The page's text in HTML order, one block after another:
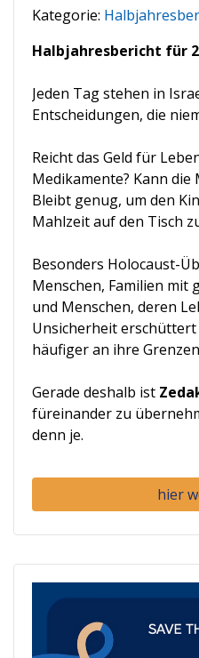
Kategorie:
Halbjahresbericht für
Jeden Tag stehen in
Entscheidungen, die
Reicht das Geld für
Medikamente? Kann die
Bleibt genug, um den
Mahlzeit auf den Tisch
Besonders Holocaust-
Menschen, Familien mit
und Menschen, deren
Unsicherheit
häufiger an ihre
Gerade deshalb ist
füreinander zu
denn je.
hier